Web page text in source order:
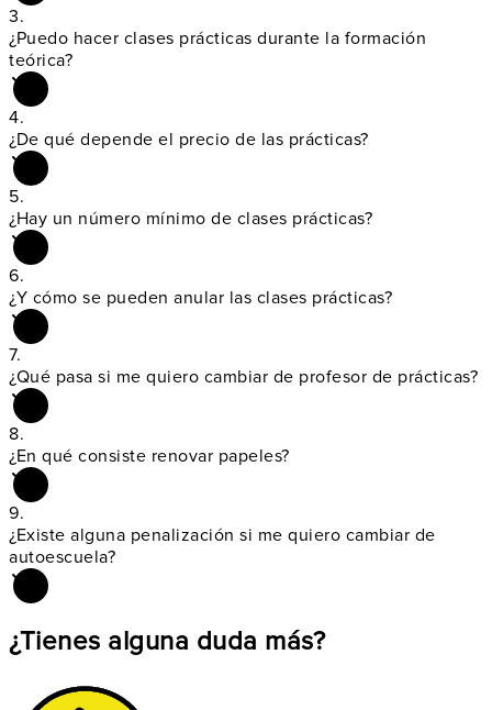
3.
¿Puedo hacer clases prácticas durante la formación
teórica?
4.
¿De qué depende el precio de las prácticas?
5.
¿Hay un número mínimo de clases prácticas?
6.
¿Y cómo se pueden anular las clases prácticas?
7.
¿Qué pasa si me quiero cambiar de profesor de prácticas?
8.
¿En qué consiste renovar papeles?
9.
¿Existe alguna penalización si me quiero cambiar de
autoescuela?
¿Tienes alguna duda más?